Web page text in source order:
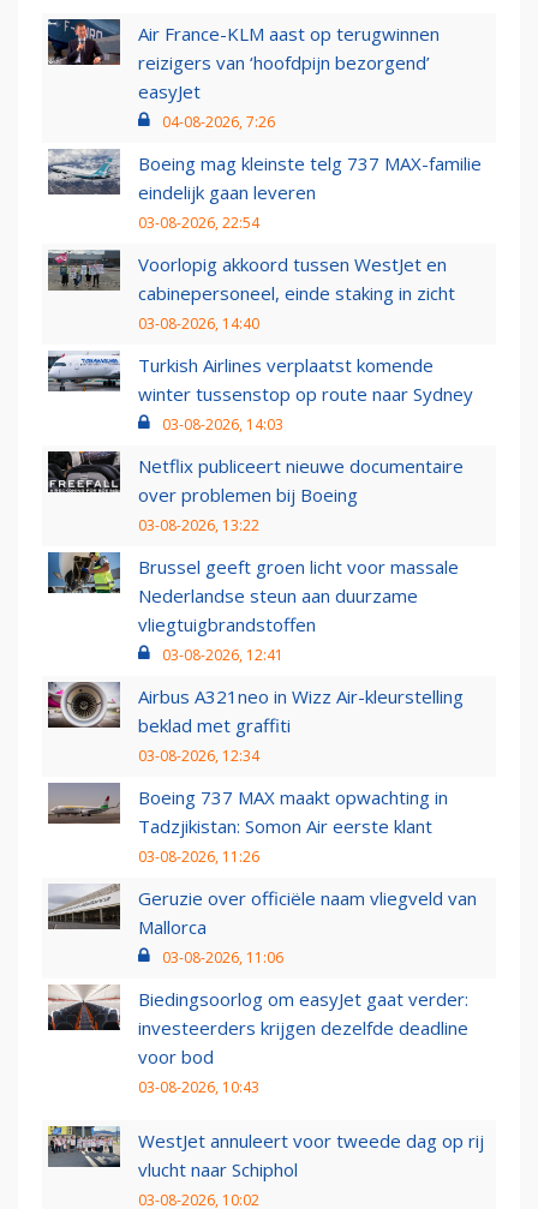
Air France-KLM aast op terugwinnen
reizigers van ‘hoofdpijn bezorgend’
easyJet
04-08-2026, 7:26
Boeing mag kleinste telg 737 MAX-familie
eindelijk gaan leveren
03-08-2026, 22:54
Voorlopig akkoord tussen WestJet en
cabinepersoneel, einde staking in zicht
03-08-2026, 14:40
Turkish Airlines verplaatst komende
winter tussenstop op route naar Sydney
03-08-2026, 14:03
Netflix publiceert nieuwe documentaire
over problemen bij Boeing
03-08-2026, 13:22
Brussel geeft groen licht voor massale
Nederlandse steun aan duurzame
vliegtuigbrandstoffen
03-08-2026, 12:41
Airbus A321neo in Wizz Air-kleurstelling
beklad met graffiti
03-08-2026, 12:34
Boeing 737 MAX maakt opwachting in
Tadzjikistan: Somon Air eerste klant
03-08-2026, 11:26
Geruzie over officiële naam vliegveld van
Mallorca
03-08-2026, 11:06
Biedingsoorlog om easyJet gaat verder:
investeerders krijgen dezelfde deadline
voor bod
03-08-2026, 10:43
WestJet annuleert voor tweede dag op rij
vlucht naar Schiphol
03-08-2026, 10:02